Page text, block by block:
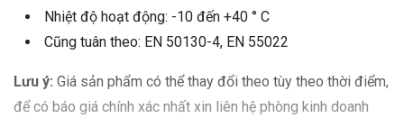
Nhiệt độ hoạt động: -10 đến +40 ° C
Cũng tuân theo: EN 50130-4, EN 55022
Lưu ý: Giá sản phẩm có thể thay đổi theo tùy theo thời điểm,
để có báo giá chính xác nhất xin liên hệ phòng kinh doanh